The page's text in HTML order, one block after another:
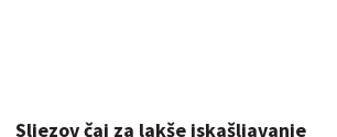
Sljezov čaj za lakše iskašljavanje